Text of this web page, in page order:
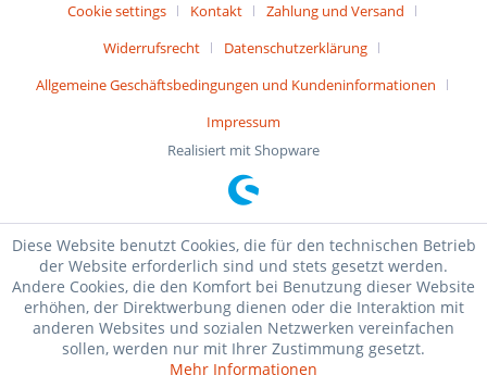
Cookie settings Kontakt
Zahlung und Versand
Widerrufsrecht
Datenschutzerklärung
Allgemeine Geschäftsbedingungen und Kundeninformationen
Impressum
Realisiert mit Shopware
Diese Website benutzt Cookies, die für den technischen Betrieb
der Website erforderlich sind und stets gesetzt werden.
Andere Cookies, die den Komfort bei Benutzung dieser Website
erhöhen, der Direktwerbung dienen oder die Interaktion mit
anderen Websites und sozialen Netzwerken vereinfachen
sollen, werden nur mit Ihrer Zustimmung gesetzt.
Mehr Informationen